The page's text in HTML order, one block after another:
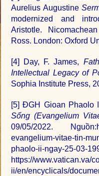
Aurelius Augustine
modernized and
Aristotle.
Ross. London: Oxford
[4] Day, F. James,
Intellectual Legacy of
Sophia Institute Press,
[5] ĐGH Gioan Phaolo
Sống (Evangelium
09/05/2022.
evangelium-vitae-tin-
phaolo-ii-ngay-
https://www.vatican.va/
ii/en/encyclicals/